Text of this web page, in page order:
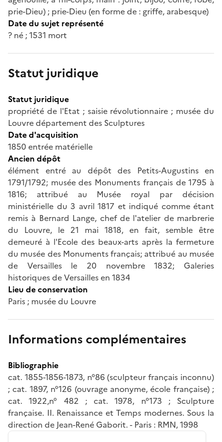
prie-Dieu) ; prie-Dieu (en forme de : griffe, arabesque)
Date du sujet représenté
? né ; 1531 mort
Statut juridique
Statut juridique
propriété de l'Etat ; saisie révolutionnaire ; musée du
Louvre département des Sculptures
Date d'acquisition
1850 entrée matérielle
Ancien dépôt
élément entré au dépôt des Petits-Augustins en
1791/1792; musée des Monuments français de 1795 à
1816; attribué au Musée royal par décision
ministérielle du 3 avril 1817 et indiqué comme étant
remis à Bernard Lange, chef de l'atelier de marbrerie
du Louvre, le 21 mai 1818, en fait, semble être
demeuré à l'Ecole des beaux-arts après la fermeture
du musée des Monuments français; attribué au musée
de Versailles le 20 novembre 1832; Galeries
historiques de Versailles en 1834
Lieu de conservation
Paris ; musée du Louvre
Informations complémentaires
Bibliographie
cat. 1855-1856-1873, n°86 (sculpteur français inconnu)
; cat. 1897, n°126 (ouvrage anonyme, école française) ;
cat. 1922,n° 482 ; cat. 1978, n°173 ; Sculpture
française. II. Renaissance et Temps modernes. Sous la
direction de Jean-René Gaborit. - Paris : RMN, 1998